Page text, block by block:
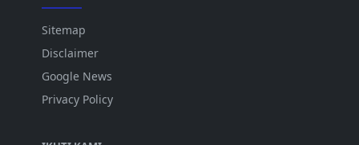
Sitemap
Disclaimer
Google News
Privacy Policy